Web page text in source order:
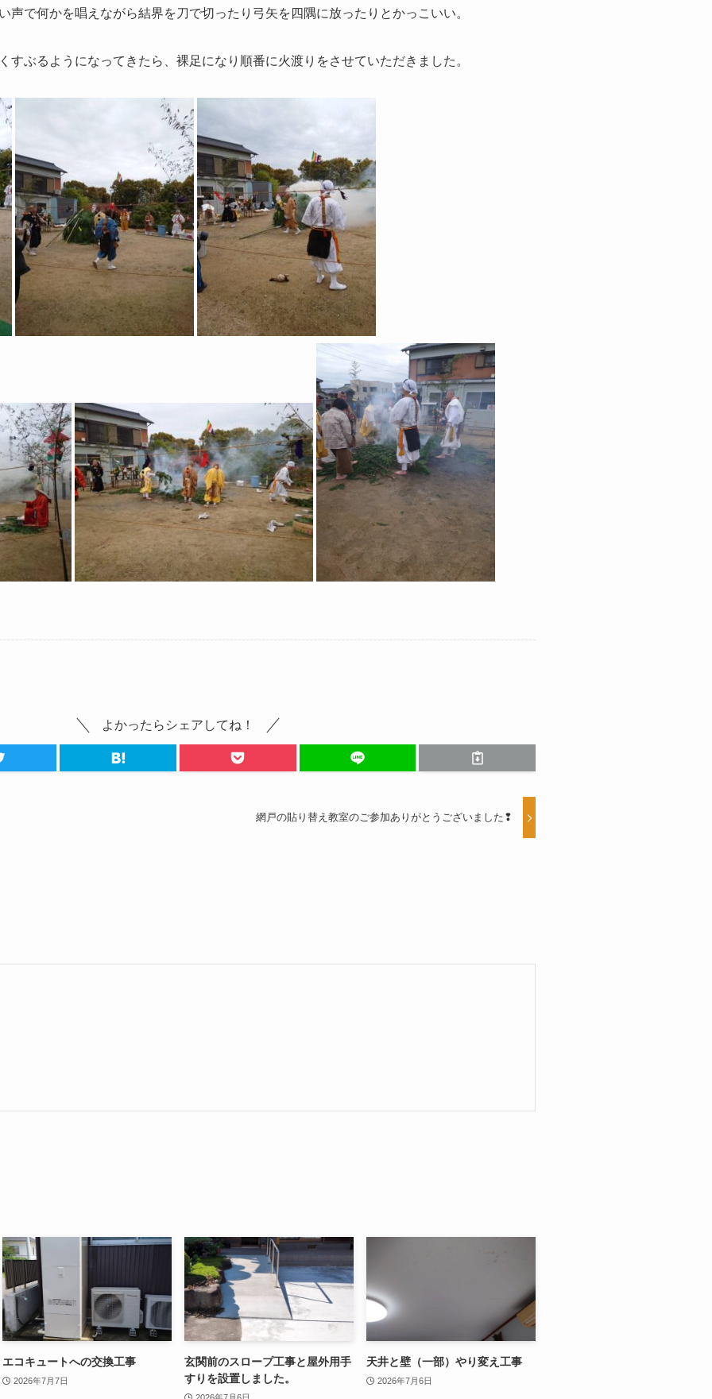
声で何かを唱えながら結界を刀で切ったり弓矢を四隅に放ったりとかっこいい。
すぶるようになってきたら、裸足になり順番に火渡りをさせていただきました。
よかったらシェアしてね！
網戸の貼り替え教室のご参加ありがとうございました❢
エコキュートへの交換工事
2026年7月7日
玄関前のスロープ工事と屋外用手
すりを設置しました。
天井と壁（一部）やり変え工事
2026年7月6日